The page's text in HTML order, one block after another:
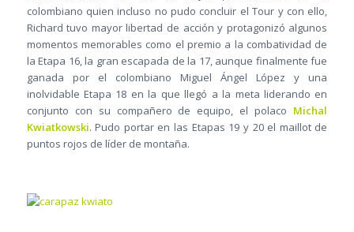
colombiano quien incluso no pudo concluir el Tour y con ello,
Richard tuvo mayor libertad de acción y protagonizó algunos
momentos memorables como el premio a la combatividad de
la Etapa 16, la gran escapada de la 17, aunque finalmente fue
ganada por el colombiano Miguel Ángel López y una
inolvidable Etapa 18 en la que llegó a la meta liderando en
conjunto con su compañero de equipo, el polaco Michal
Kwiatkowski. Pudo portar en las Etapas 19 y 20 el maillot de
puntos rojos de líder de montaña.